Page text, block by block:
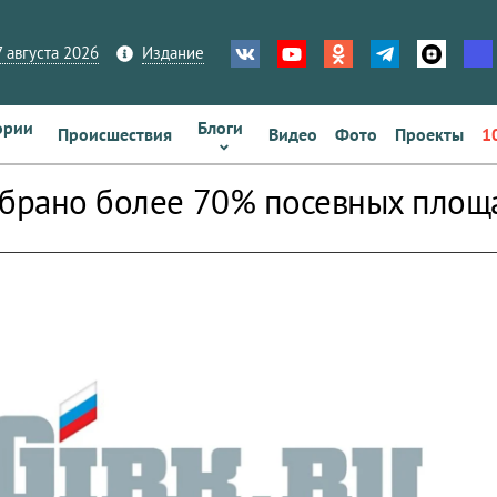
2026 Издание
Происшествия Блоги Видео Фото Проекты
более 70% посевных